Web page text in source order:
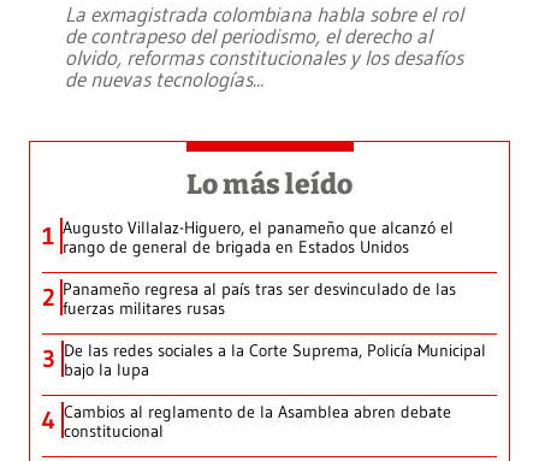
La exmagistrada colombiana habla sobre el rol
de contrapeso del periodismo, el derecho al
olvido, reformas constitucionales y los desafíos
de nuevas tecnologías...
Lo más leído
1 Augusto Villalaz-Higuero, el panameño que alcanzó el
rango de general de brigada en Estados Unidos
2 Panameño regresa al país tras ser desvinculado de las
fuerzas militares rusas
3 De las redes sociales a la Corte Suprema, Policía Municipal
bajo la lupa
4 Cambios al reglamento de la Asamblea abren debate
constitucional